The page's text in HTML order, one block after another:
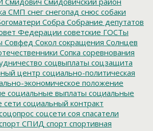
СМП снег снегопад снюс собаки
Собра Собрание депутатов
Федерации советские ГОСТы
Совфед Сокол сокращения Солнцев
Сопка соревнования
соцвыплаты соцзащита
центр социально-политическая
экономическое положение
социальные выплаты социальные
сети социальный контракт
соцсети соя спасатели
СПИД спорт спортивная